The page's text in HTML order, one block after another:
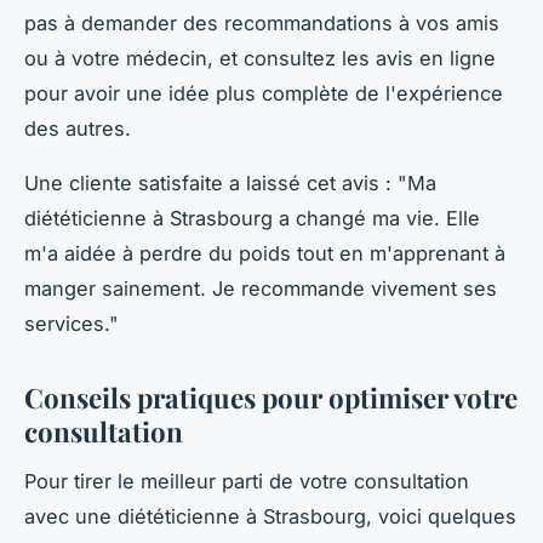
pas à demander des recommandations à vos amis
ou à votre médecin, et consultez les avis en ligne
pour avoir une idée plus complète de l'expérience
des autres.
Une cliente satisfaite a laissé cet avis : "Ma
diététicienne à Strasbourg a changé ma vie. Elle
m'a aidée à perdre du poids tout en m'apprenant à
manger sainement. Je recommande vivement ses
services."
Conseils pratiques pour optimiser votre
consultation
Pour tirer le meilleur parti de votre consultation
avec une diététicienne à Strasbourg, voici quelques